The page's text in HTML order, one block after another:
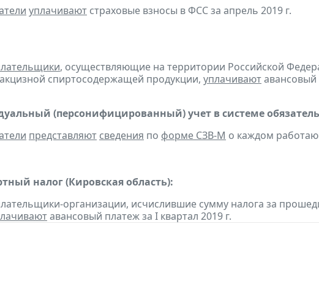
уплачивают страховые взносы в ФСС за апрель 2019 г.
, осуществляющие на территории Российской
спиртосодержащей продукции, уплачиваютавансовый
(персонифицированный) учет в системе
представляют сведения по форме СЗВ-М о каждом
налог (Кировская область):
организации, исчислившие сумму налога за
авансовый платеж за I квартал 2019 г.